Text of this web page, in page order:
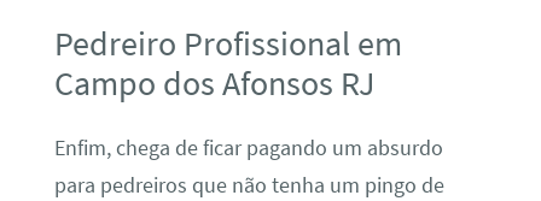
Pedreiro Profissional em
Campo dos Afonsos RJ
Enfim, chega de ficar pagando um absurdo
para pedreiros que não tenha um pingo de